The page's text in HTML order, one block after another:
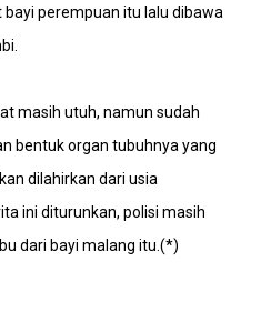
bayi perempuan itu lalu dibawa
masih utuh, namun sudah
bentuk organ tubuhnya yang
dilahirkan dari usia
ini diturunkan, polisi masih
dari bayi malang itu.(*)